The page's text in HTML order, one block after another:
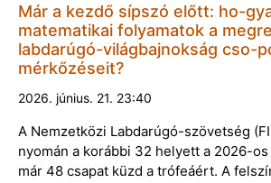
Már a kezdő sípszó előtt: ho-
matematikai folyamatok a
labdarúgó-világbajnokság cso-
mérkőzéseit?
2026. június. 21. 23:40
A Nemzetközi Labdarúgó-szövetség
nyomán a korábbi 32 helyett a 2026-
már 48 csapat küzd a trófeáért. A